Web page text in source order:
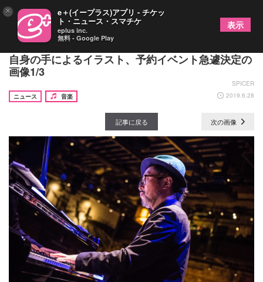
大江千里 新作アルバム『Hmmm』ジャケットは
自身の手によるイラスト、予約イベント急遽決定の
画像1/3
SPICER
ニュース
音楽 2019.6.28
記事に戻る 次の画像
× e＋(イープラス)アプリ - チケッ
ト・ニュース・スマチケ
eplus inc.
無料 - Google Play
表示